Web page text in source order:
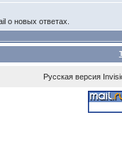
о новых ответах.
Русская версия